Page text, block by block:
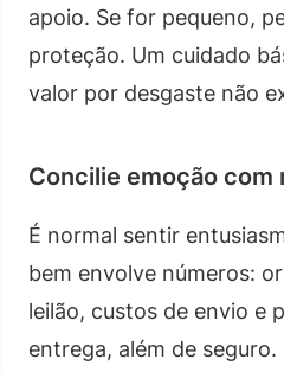
apoio. Se for pequeno,
proteção. Um cuidado
valor por desgaste não
Concilie emoção com
É normal sentir
bem envolve números:
leilão, custos de envio e
entrega, além de